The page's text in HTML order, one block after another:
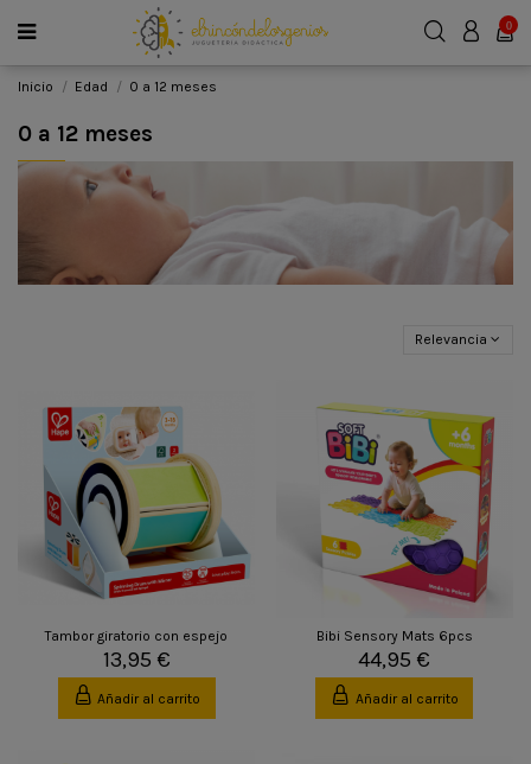
0
Inicio Edad 0 a 12 meses
0 a 12 meses
Relevancia
Tambor giratorio con espejo
13,95 €
Añadir al carrito
Bibi Sensory Mats 6pcs
44,95 €
Añadir al carrito